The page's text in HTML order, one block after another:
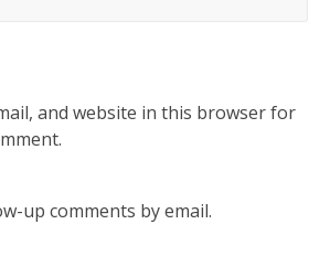
and website in this browser for
up comments by email.